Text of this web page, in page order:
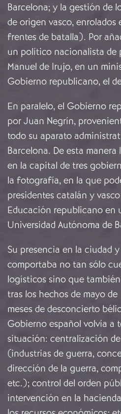
Barcelona; y la gestión de
de origen vasco, enrolados
frentes de batalla). Por
un político nacionalista de
Manuel de Irujo, en un
Gobierno republicano, el
En paralelo, el Gobierno
por Juan Negrín,
todo su aparato
Barcelona. De esta
en la capital de tres
la fotografía, en la que
presidentes catalán y
Educación republicano en
Universidad Autónoma de
Su presencia en la ciudad
comportaba no tan sólo
logísticos sino que
tras los hechos de mayo
meses de desconcierto
Gobierno español volvía a
situación: centralización
(industrias de guerra,
dirección de la guerra,
etc.); control del orden
intervención en la